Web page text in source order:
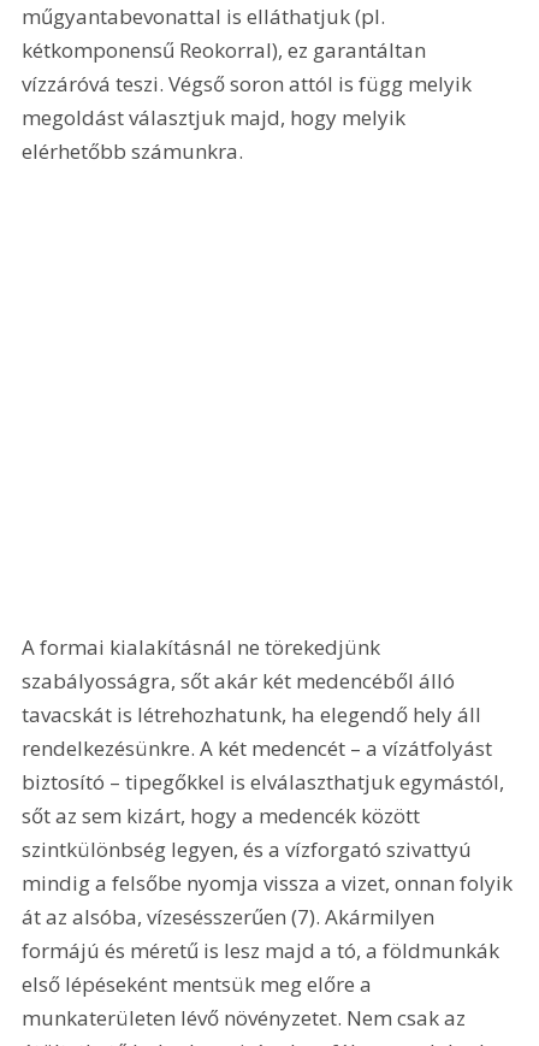
műgyantabevonattal is elláthatjuk (pl.
kétkomponensű Reokorral), ez garantáltan
vízzáróvá teszi. Végső soron attól is függ melyik
megoldást választjuk majd, hogy melyik
elérhetőbb számunkra.
A formai kialakításnál ne törekedjünk
szabályosságra, sőt akár két medencéből álló
tavacskát is létrehozhatunk, ha elegendő hely áll
rendelkezésünkre. A két medencét – a vízátfolyást
biztosító – tipegőkkel is elválaszthatjuk egymástól,
sőt az sem kizárt, hogy a medencék között
szintkülönbség legyen, és a vízforgató szivattyú
mindig a felsőbe nyomja vissza a vizet, onnan folyik
át az alsóba, vízesésszerűen (7). Akármilyen
formájú és méretű is lesz majd a tó, a földmunkák
első lépéseként mentsük meg előre a
munkaterületen lévő növényzetet. Nem csak az